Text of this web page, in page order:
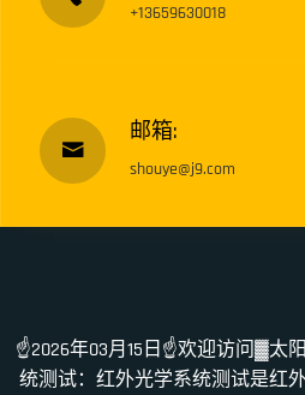
+13659630018
邮箱:
shouye@j9.com
☝2026年03月15日☝欢迎访问▓太
统测试：红外光学系统测试是红